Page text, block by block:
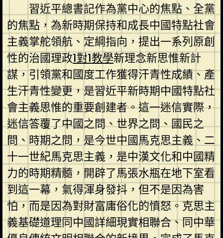
習近平總書記作為黨中心的焦點、全黨
的焦點，為新時期保持和成長中國特點社會
主義掌舵領航、定綱指向，提出一系列原創
性的治國理政1對1教學新理念新思惟新計
謀，引領黨和國度工作獲得汗青性成績、產
生汗青性變更，是習近平新時期中國特點社
會主義思惟的重要創建者。這一迷信實際，
迷信答覆了中國之問、世界之問、國民之
問、時期之問，是今世中國馬克思主義、二
十一世紀馬克思主義，是中漢文化和中國精
力的時期精髓，開辟了馬張水瓶在地下室看
到這一幕，氣得渾身發抖，但不是因為害
怕，而是因為對財富庸俗化的憤怒。克思主
義基礎道理同中國詳細現實相聯合、同中華